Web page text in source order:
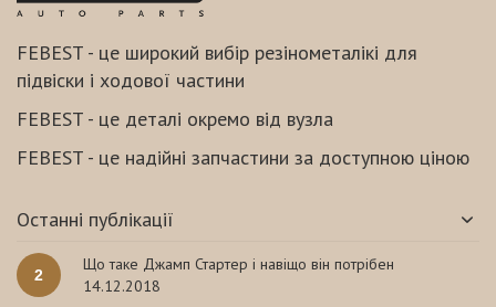
FEBEST - це широкий вибір резінометалікі для
підвіски і ходової частини
FEBEST - це деталі окремо від вузла
FEBEST - це надійні запчастини за доступною ціною
Останні публікації
2
Що таке Джамп Стартер і навіщо він потрібен
14.12.2018